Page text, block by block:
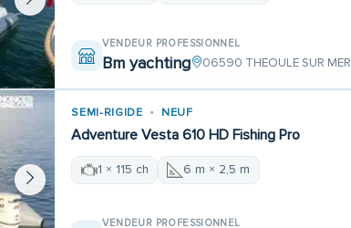
VENDEUR PROFESSIONNEL
Bm yachting 06590 THEOULE SUR MER
SEMI-RIGIDE NEUF
Adventure Vesta 610 HD Fishing Pro
1 × 115 ch 6 m × 2,5 m
VENDEUR PROFESSIONNEL